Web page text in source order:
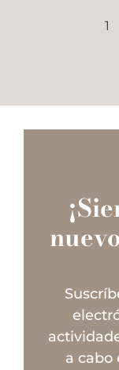
1
a cabo